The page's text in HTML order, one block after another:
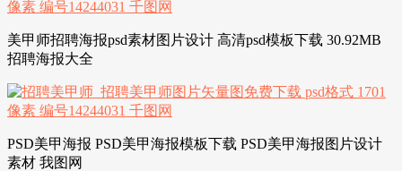
美甲师招聘海报psd素材图片设计 高清psd模板下载 30.92MB
招聘海报大全
PSD美甲海报 PSD美甲海报模板下载 PSD美甲海报图片设计
素材 我图网